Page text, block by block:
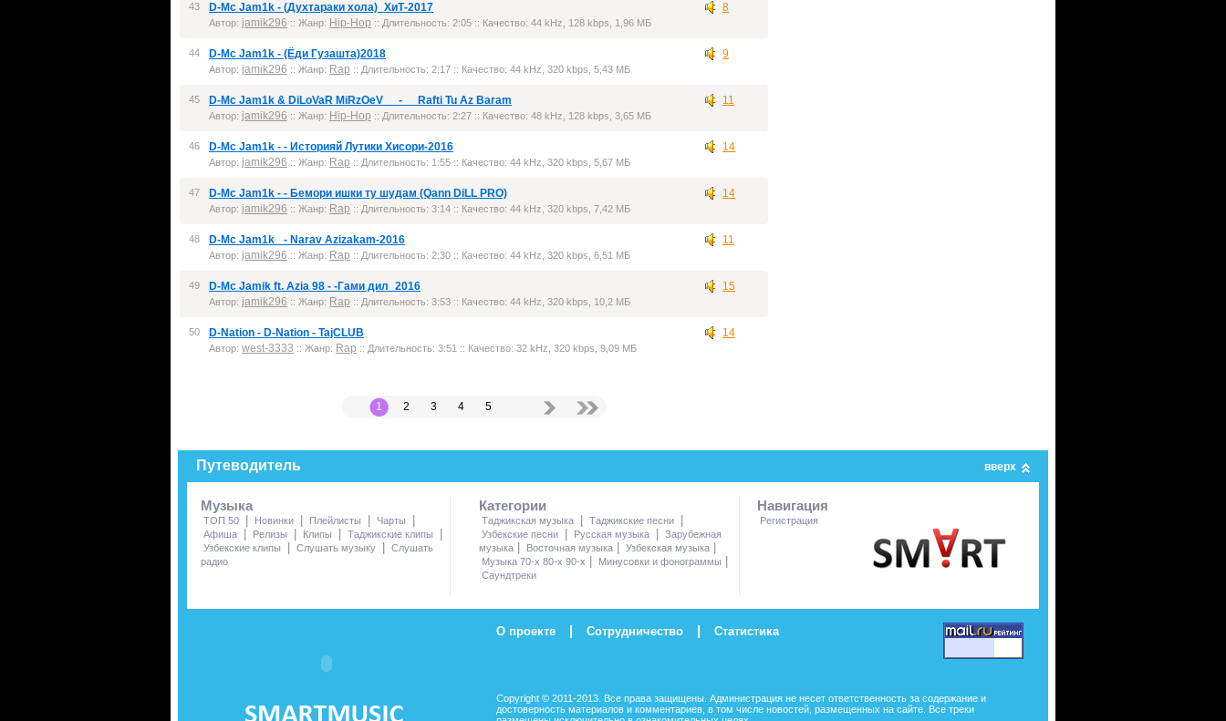
8
43 D-Mc Jam1k - (Духтараки хола)_ХиТ-2017
Автор: jamik296 :: Жанр: Hip-Hop :: Длительность: 2:05 :: Качество: 44 kHz, 128 kbps, 1,96 МБ
9
44 D-Mc Jam1k - (Ёди Гузашта)2018
Автор: jamik296 :: Жанр: Rap :: Длительность: 2:17 :: Качество: 44 kHz, 320 kbps, 5,43 МБ
11
45 D-Mc Jam1k & DiLoVaR MiRzOeV__ - __Rafti Tu Az Baram
Автор: jamik296 :: Жанр: Hip-Hop :: Длительность: 2:27 :: Качество: 48 kHz, 128 kbps, 3,65 МБ
14
46 D-Mc Jam1k - - Историяй Лутики Хисори-2016
Автор: jamik296 :: Жанр: Rap :: Длительность: 1:55 :: Качество: 44 kHz, 320 kbps, 5,67 МБ
14
47 D-Mc Jam1k - - Бемори ишки ту шудам (Qann DiLL PRO)
Автор: jamik296 :: Жанр: Rap :: Длительность: 3:14 :: Качество: 44 kHz, 320 kbps, 7,42 МБ
11
48 D-Mc Jam1k_ - Narav Azizakam-2016
Автор: jamik296 :: Жанр: Rap :: Длительность: 2:30 :: Качество: 44 kHz, 320 kbps, 6,51 МБ
15
49 D-Mc Jamik ft. Azia 98 - -Гами дил_2016
Автор: jamik296 :: Жанр: Rap :: Длительность: 3:53 :: Качество: 44 kHz, 320 kbps, 10,2 МБ
14
50 D-Nation - D-Nation - TajCLUB
Автор: west-3333 :: Жанр: Rap :: Длительность: 3:51 :: Качество: 32 kHz, 320 kbps, 9,09 МБ
1 2 3 4 5
Путеводитель вверх
Музыка
ТОП 50 Новинки Плейлисты Чарты
Афиша Релизы Клипы Таджикские клипы
Узбекские клипы Слушать музыку
Слушать
радио
Категории
Таджикская музыка Таджикские песни
Узбекские песни Русская музыка
Зарубежная
музыка
Восточная музыка Узбекская музыка
Музыка 70-х 80-х 90-х Минусовки и фонограммы
Саундтреки
Навигация
Регистрация
О проекте | Сотрудничество | Статистика
Copyright © 2011-2013. Все права защищены. Администрация не несет ответственность за содержание и
достоверность материалов и комментариев, в том числе новостей, размещенных на сайте. Все треки